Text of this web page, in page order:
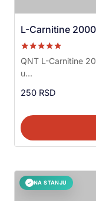
L-Carnitine
Ocenjeno sa
5.00
od 5
QNT L-Carnitine
u...
250 RSD
✓ NA STANJU